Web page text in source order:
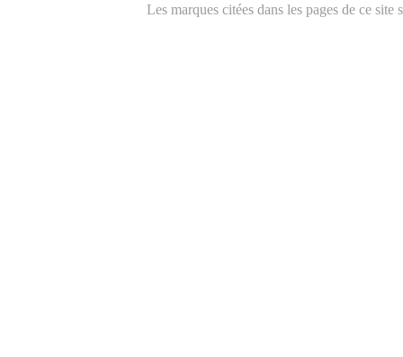
Les marques citées dans les pages de ce